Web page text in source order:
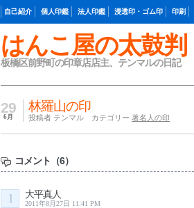
はんこ屋の太鼓判
板橋区前野町の印章店店主、テンマルの日記
自己紹介 個人印鑑 法人印鑑 浸透印・ゴム印 印刷
林羅山の印
29
6月 投稿者 テンマル カテゴリー 著名人の印
コメント（6）
1 大平真人
2011年8月27日 11:41 PM